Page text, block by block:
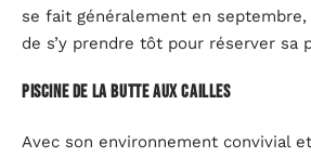
se fait généralement en
de s’y prendre tôt pour réserver sa
Piscine de la Butte aux Cailles
Avec son environnement convivial